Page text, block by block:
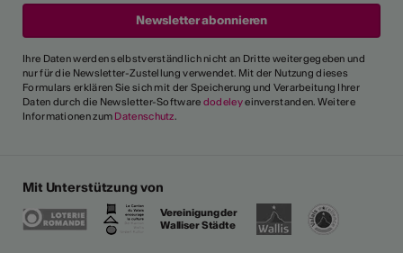
Ihre Daten werden selbstverständlich nicht an Dritte weitergegeben und
nur für die Newsletter-Zustellung verwendet. Mit der Nutzung dieses
Formulars erklären Sie sich mit der Speicherung und Verarbeitung Ihrer
Daten durch die Newsletter-Software dodeleyeinverstanden. Weitere
Informationen zum Datenschutz.
Mit Unterstützung von
Vereinigung der
Walliser Städte